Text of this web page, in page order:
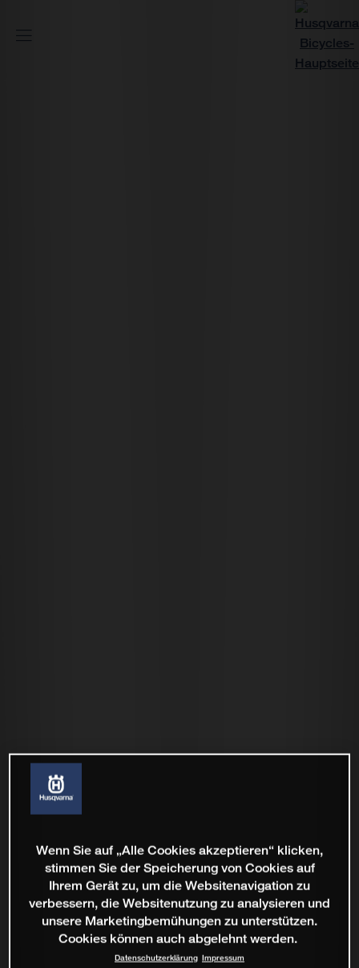
Wenn Sie auf „Alle Cookies akzeptieren“ klicken,
stimmen Sie der Speicherung von Cookies auf
Ihrem Gerät zu, um die Websitenavigation zu
verbessern, die Websitenutzung zu analysieren und
unsere Marketingbemühungen zu unterstützen.
Cookies können auch abgelehnt werden.
Datenschutzerklärung Impressum